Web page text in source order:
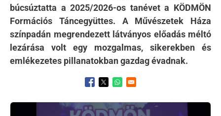
búcsúztatta a 2025/2026-os tanévet a KÖDMÖN
Formációs Táncegyüttes. A Művészetek Háza
színpadán megrendezett látványos előadás méltó
lezárása volt egy mozgalmas, sikerekben és
emlékezetes pillanatokban gazdag évadnak.
Opens in a new window
Opens in a new window
Opens in a new window
Kép